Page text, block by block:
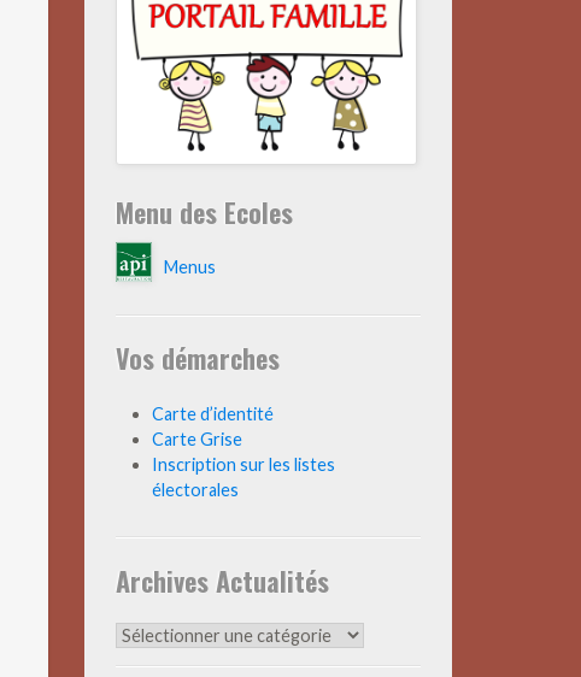
Menu des Ecoles
Menus
Vos démarches
Carte d’identité
Carte Grise
Inscription sur les listes
électorales
Archives Actualités
Archives